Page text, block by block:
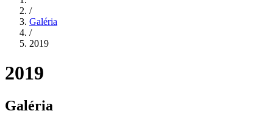
/
Galéria
/
2019
2019
Galéria